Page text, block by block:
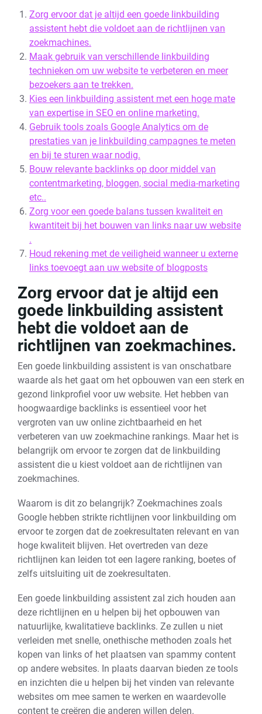
Zorg ervoor dat je altijd een goede linkbuilding
assistent hebt die voldoet aan de richtlijnen van
zoekmachines.
Maak gebruik van verschillende linkbuilding
technieken om uw website te verbeteren en meer
bezoekers aan te trekken.
Kies een linkbuilding assistent met een hoge mate
van expertise in SEO en online marketing.
Gebruik tools zoals Google Analytics om de
prestaties van je linkbuilding campagnes te meten
en bij te sturen waar nodig.
Bouw relevante backlinks op door middel van
contentmarketing, bloggen, social media-marketing
etc..
Zorg voor een goede balans tussen kwaliteit en
kwantiteit bij het bouwen van links naar uw website
.
Houd rekening met de veiligheid wanneer u externe
links toevoegt aan uw website of blogposts
Zorg ervoor dat je altijd een
goede linkbuilding assistent
hebt die voldoet aan de
richtlijnen van zoekmachines.
Een goede linkbuilding assistent is van onschatbare
waarde als het gaat om het opbouwen van een sterk en
gezond linkprofiel voor uw website. Het hebben van
hoogwaardige backlinks is essentieel voor het
vergroten van uw online zichtbaarheid en het
verbeteren van uw zoekmachine rankings. Maar het is
belangrijk om ervoor te zorgen dat de linkbuilding
assistent die u kiest voldoet aan de richtlijnen van
zoekmachines.
Waarom is dit zo belangrijk? Zoekmachines zoals
Google hebben strikte richtlijnen voor linkbuilding om
ervoor te zorgen dat de zoekresultaten relevant en van
hoge kwaliteit blijven. Het overtreden van deze
richtlijnen kan leiden tot een lagere ranking, boetes of
zelfs uitsluiting uit de zoekresultaten.
Een goede linkbuilding assistent zal zich houden aan
deze richtlijnen en u helpen bij het opbouwen van
natuurlijke, kwalitatieve backlinks. Ze zullen u niet
verleiden met snelle, onethische methoden zoals het
kopen van links of het plaatsen van spammy content
op andere websites. In plaats daarvan bieden ze tools
en inzichten die u helpen bij het vinden van relevante
websites om mee samen te werken en waardevolle
content te creëren die anderen willen delen.